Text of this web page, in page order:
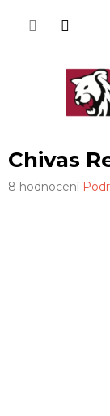
Chivas
Průměrné
8 hodnocení